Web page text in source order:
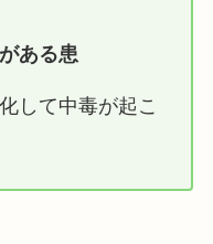
ある患
して中毒が起こ